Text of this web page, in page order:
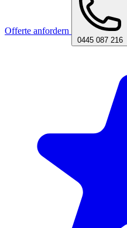
Offerte anfordern
0445 087 216